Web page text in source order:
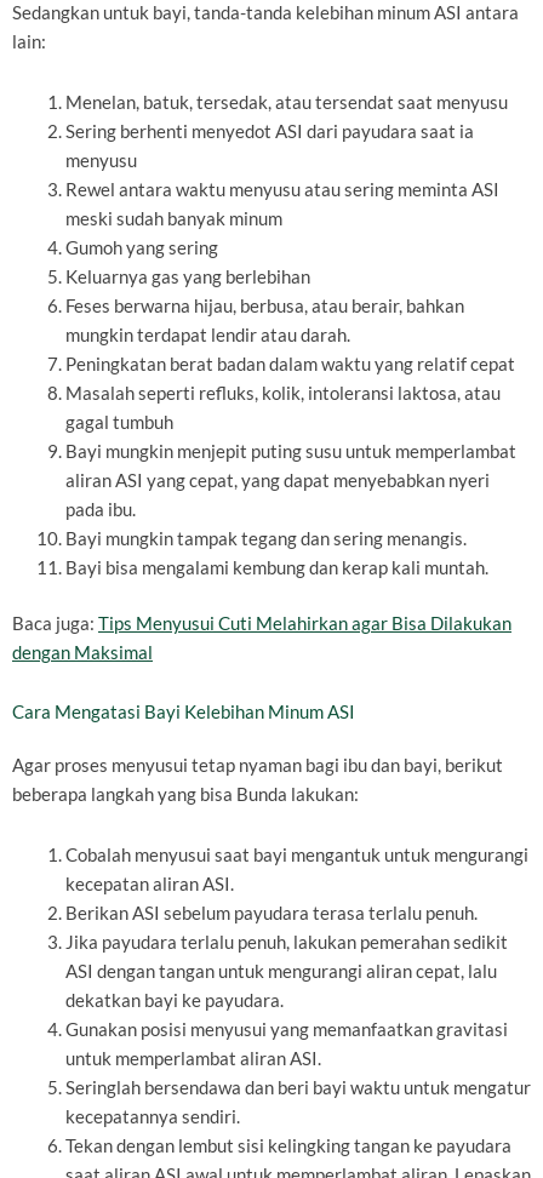
Sedangkan untuk bayi, tanda-tanda kelebihan minum ASI antara
lain:
Menelan, batuk, tersedak, atau tersendat saat menyusu
Sering berhenti menyedot ASI dari payudara saat ia
menyusu
Rewel antara waktu menyusu atau sering meminta ASI
meski sudah banyak minum
Gumoh yang sering
Keluarnya gas yang berlebihan
Feses berwarna hijau, berbusa, atau berair, bahkan
mungkin terdapat lendir atau darah.
Peningkatan berat badan dalam waktu yang relatif cepat
Masalah seperti refluks, kolik, intoleransi laktosa, atau
gagal tumbuh
Bayi mungkin menjepit puting susu untuk memperlambat
aliran ASI yang cepat, yang dapat menyebabkan nyeri
pada ibu.
Bayi mungkin tampak tegang dan sering menangis.
Bayi bisa mengalami kembung dan kerap kali muntah.
Baca juga: Tips Menyusui Cuti Melahirkan agar Bisa Dilakukan
dengan Maksimal
Cara Mengatasi Bayi Kelebihan Minum ASI
Agar proses menyusui tetap nyaman bagi ibu dan bayi, berikut
beberapa langkah yang bisa Bunda lakukan:
Cobalah menyusui saat bayi mengantuk untuk mengurangi
kecepatan aliran ASI.
Berikan ASI sebelum payudara terasa terlalu penuh.
Jika payudara terlalu penuh, lakukan pemerahan sedikit
ASI dengan tangan untuk mengurangi aliran cepat, lalu
dekatkan bayi ke payudara.
Gunakan posisi menyusui yang memanfaatkan gravitasi
untuk memperlambat aliran ASI.
Seringlah bersendawa dan beri bayi waktu untuk mengatur
kecepatannya sendiri.
Tekan dengan lembut sisi kelingking tangan ke payudara